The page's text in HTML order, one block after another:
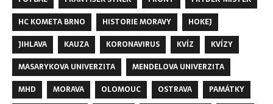
HC KOMETA BRNO
HISTORIE MORAVY
HOKEJ
JIHLAVA
KAUZA KORONAVIRUS KVÍZ
KVÍZY
MASARYKOVA UNIVERZITA
MENDELOVA UNIVERZITA
MHD
MORAVA OLOMOUC OSTRAVA
PAMÁTKY